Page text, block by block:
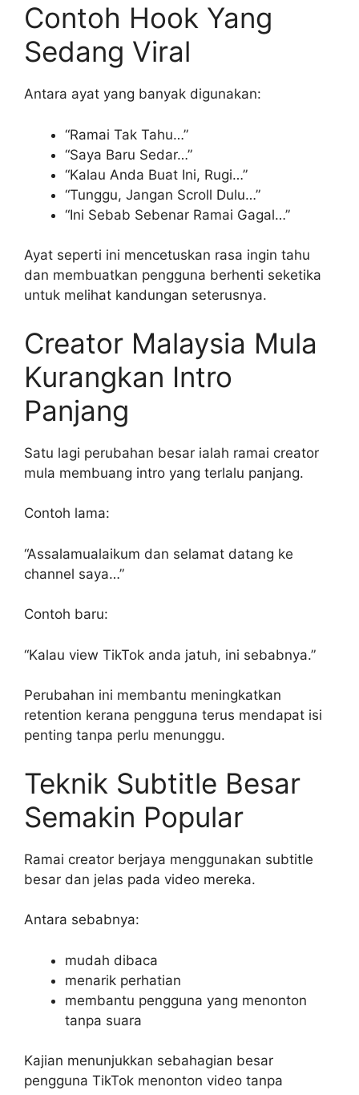
Contoh Hook Yang
Sedang Viral
Antara ayat yang banyak digunakan:
“Ramai Tak Tahu…”
“Saya Baru Sedar…”
“Kalau Anda Buat Ini, Rugi…”
“Tunggu, Jangan Scroll Dulu…”
“Ini Sebab Sebenar Ramai Gagal…”
Ayat seperti ini mencetuskan rasa ingin tahu
dan membuatkan pengguna berhenti seketika
untuk melihat kandungan seterusnya.
Creator Malaysia Mula
Kurangkan Intro
Panjang
Satu lagi perubahan besar ialah ramai creator
mula membuang intro yang terlalu panjang.
Contoh lama:
“Assalamualaikum dan selamat datang ke
channel saya…”
Contoh baru:
“Kalau view TikTok anda jatuh, ini sebabnya.”
Perubahan ini membantu meningkatkan
retention kerana pengguna terus mendapat isi
penting tanpa perlu menunggu.
Teknik Subtitle Besar
Semakin Popular
Ramai creator berjaya menggunakan subtitle
besar dan jelas pada video mereka.
Antara sebabnya:
mudah dibaca
menarik perhatian
membantu pengguna yang menonton
tanpa suara
Kajian menunjukkan sebahagian besar
pengguna TikTok menonton video tanpa